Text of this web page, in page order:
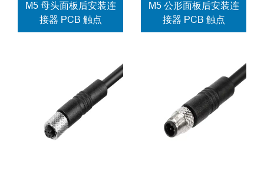
M5 母头面板后安装连
接器 PCB 触点
M5 公形面板后安装连
接器 PCB 触点